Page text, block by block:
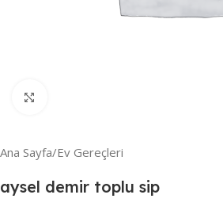
Ana Sayfa/Ev Gereçleri
aysel demir toplu sip